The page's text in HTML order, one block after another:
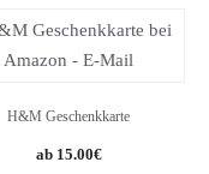
H&M Geschenkkarte
15.00€